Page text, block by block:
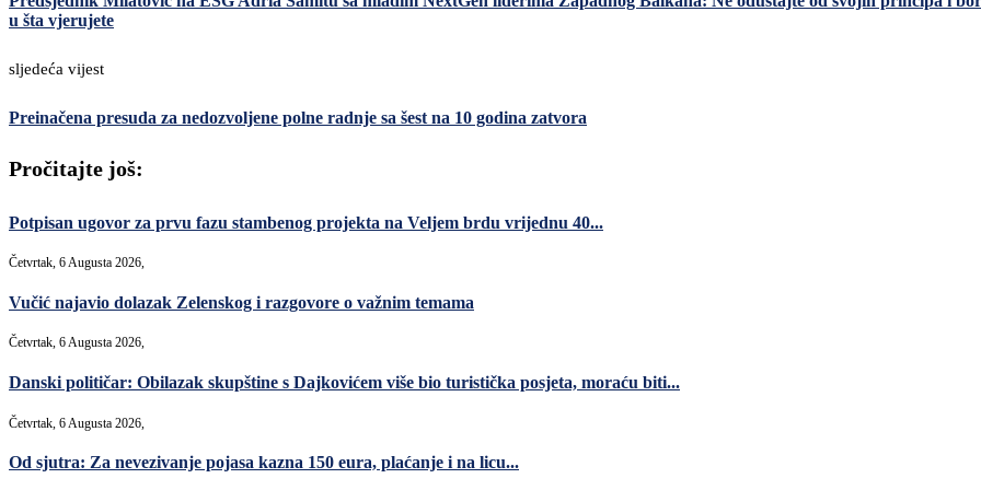
u šta vjerujete
sljedeća vijest
Preinačena presuda za nedozvoljene polne radnje sa šest na 10 godina zatvora
Pročitajte još:
Potpisan ugovor za prvu fazu stambenog projekta na Veljem brdu vrijednu 40...
Četvrtak, 6 Augusta 2026,
Vučić najavio dolazak Zelenskog i razgovore o važnim temama
Četvrtak, 6 Augusta 2026,
Danski političar: Obilazak skupštine s Dajkovićem više bio turistička posjeta, moraću biti...
Četvrtak, 6 Augusta 2026,
Od sjutra: Za nevezivanje pojasa kazna 150 eura, plaćanje i na licu...